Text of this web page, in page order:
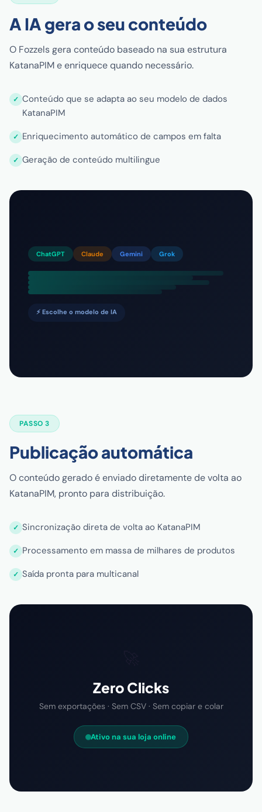
A IA gera o seu conteúdo
O Fozzels gera conteúdo baseado na sua estrutura
KatanaPIM e enriquece quando necessário.
Conteúdo que se adapta ao seu modelo de dados
KatanaPIM
Enriquecimento automático de campos em falta
Geração de conteúdo multilingue
ChatGPT Claude Gemini Grok
⚡ Escolhe o modelo de IA
PASSO 3
Publicação automática
O conteúdo gerado é enviado diretamente de volta ao
KatanaPIM, pronto para distribuição.
Sincronização direta de volta ao KatanaPIM
Processamento em massa de milhares de produtos
Saída pronta para multicanal
Zero Clicks
Sem exportações · Sem CSV · Sem copiar e colar
Ativo na sua loja online